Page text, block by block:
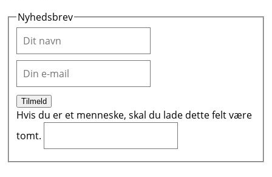
Nyhedsbrev
Tilmeld
Hvis du er et menneske, skal du lade dette felt være
tomt.